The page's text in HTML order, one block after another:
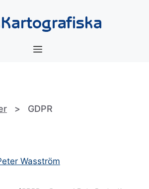
Meny
> GDPR
Wasström